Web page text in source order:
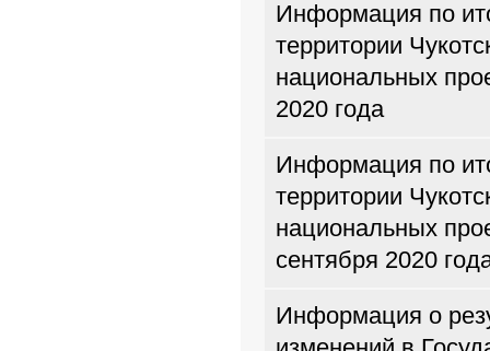
Информация по
территории
национальных
2020 года
Информация по
территории
национальных
сентября 2020
Информация о